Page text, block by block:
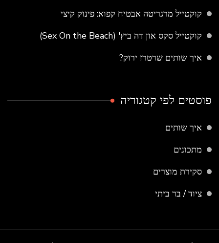
קוקטייל מרגריטה אבטיח קפוא: פינוק קיצי
קוקטייל סקס און דה ביץ' (Sex On the Beach)
איך שותים שרטרז ירוק?
פוסטים לפי קטגוריה
איך שותים
מתכונים
סקירת מוצרים
ציוד / בר ביתי